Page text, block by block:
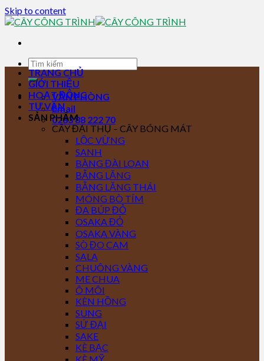
Skip to content
VĂN PHÒNG
Email
0283 88 222 70
TRANG CHỦ
GIỚI THIỆU
HOẠT ĐỘNG
TƯ VẤN
SẢN PHẨM
CÂY ĐẠI THỤ – CÂY BÓNG MÁT
LỘC VỪNG
SANH
BÀNG ĐÀI LOAN
BẰNG LĂNG
BẰNG LĂNG THÁI
MÓNG BÒ TÍM
ĐA BÚP ĐỎ
OSAKA ĐỎ
OSAKA VÀNG
SÒ ĐO CAM
SALA
CHUÔNG VÀNG
ME CHUA
Ô MÔI
KÈN HỒNG
SUNG
SỨ ĐẠI
SAKE
KÈ BẠC